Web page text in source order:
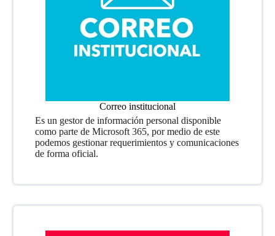
Correo institucional
Es un gestor de información personal disponible
como parte de Microsoft 365, por medio de este
podemos gestionar requerimientos y comunicaciones
de forma oficial.